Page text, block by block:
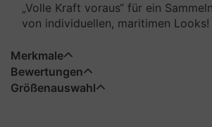
„Volle Kraft voraus“ für ein
von individuellen, maritimen Looks!
Merkmale
Bewertungen
Größenauswahl